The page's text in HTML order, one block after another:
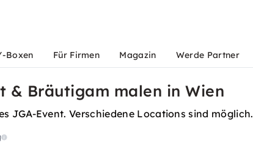
Boxen Für Firmen Magazin Werde Partner
& Bräutigam malen in Wien
JGA-Event. Verschiedene Locations sind